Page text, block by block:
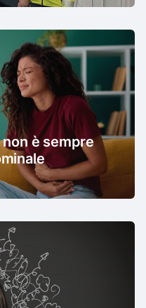
è sempre